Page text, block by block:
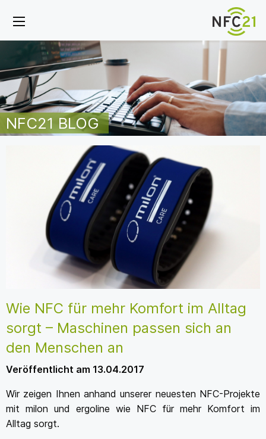
NFC21 BLOG
Wie NFC für mehr Komfort im Alltag
sorgt – Maschinen passen sich an
den Menschen an
Veröffentlicht am 13.04.2017
Wir zeigen Ihnen anhand unserer neuesten NFC-Projekte
mit milon und ergoline wie NFC für mehr Komfort im
Alltag sorgt.